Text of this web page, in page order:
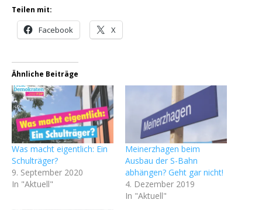
Teilen mit:
Facebook X
Ähnliche Beiträge
Was macht eigentlich: Ein
Schulträger?
9. September 2020
In "Aktuell"
Meinerzhagen beim
Ausbau der S-Bahn
abhängen? Geht gar nicht!
4. Dezember 2019
In "Aktuell"